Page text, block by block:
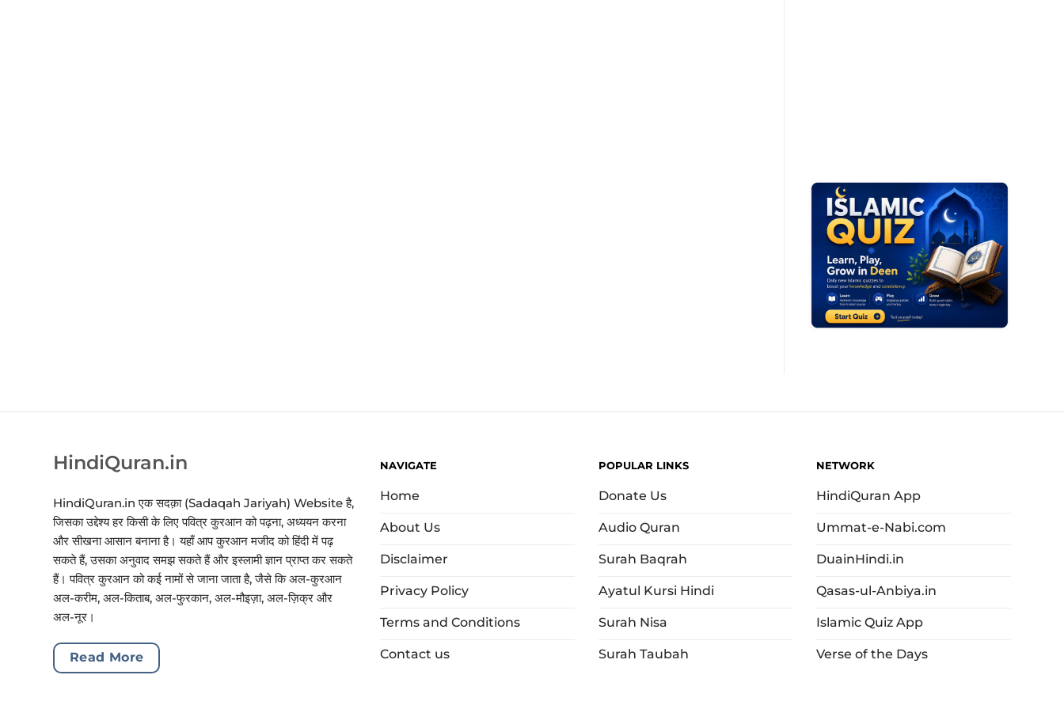
HindiQuran.in
HindiQuran.in एक सदक़ा (Sadaqah Jariyah) Website है,
जिसका उद्देश्य हर किसी के लिए पवित्र कुरआन को पढ़ना, अध्ययन करना
और सीखना आसान बनाना है। यहाँ आप कुरआन मजीद को हिंदी में पढ़
सकते हैं, उसका अनुवाद समझ सकते हैं और इस्लामी ज्ञान प्राप्त कर सकते
हैं। पवित्र कुरआन को कई नामों से जाना जाता है, जैसे कि अल-कुरआन
अल-करीम, अल-किताब, अल-फुरकान, अल-मौइज़ा, अल-ज़िक्र और
अल-नूर।
Read More
NAVIGATE
Home
About Us
Disclaimer
Privacy Policy
Terms and Conditions
Contact us
POPULAR LINKS
Donate Us
Audio Quran
Surah Baqrah
Ayatul Kursi Hindi
Surah Nisa
Surah Taubah
NETWORK
HindiQuran App
Ummat-e-Nabi.com
DuainHindi.in
Qasas-ul-Anbiya.in
Islamic Quiz App
Verse of the Days